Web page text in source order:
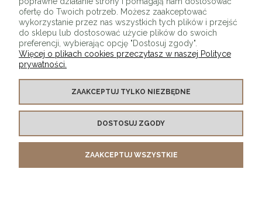
Łóżko tapicerowane CINTA bez zagłówka + kolory
1 615,00 zł
DO KOSZYKA
Łóżko tapicerowane CINTA bez zagłówka + kolory
ofertę do Twoich potrzeb. Możesz zaakceptować
wykorzystanie przez nas wszystkich tych plików i przejść
do sklepu lub dostosować użycie plików do swoich
preferencji, wybierając opcję "Dostosuj zgody".
Więcej o plikach cookies przeczytasz w naszej Polityce
prywatności.
ZAAKCEPTUJ TYLKO NIEZBĘDNE
DOSTOSUJ ZGODY
ZAAKCEPTUJ WSZYSTKIE